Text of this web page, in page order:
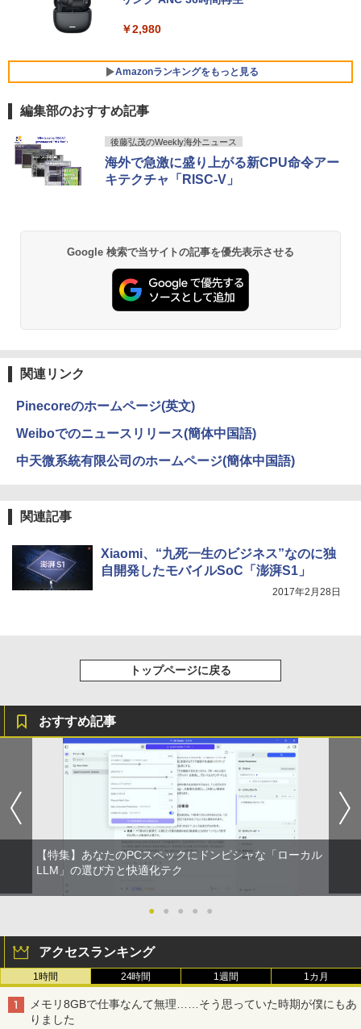
ows11 Lenovo ThinkPad L580 初期設
定済 すぐ使える 90日保証 送料無料
￥32,980
G7 第11世代CPU メモリ16GB SSD256G
B 14インチ フルHD Windows11 Pro 4Q
8U2EC#ABJ 1年保証 Bランク ノートパ
ソコン【CA】 ノートpc 中古ノートパソ
￥47,800
6GB SSD1TB B550 グラボなし
15.6インチ モバイルディスプレイ FHD 1
920*1080 非光沢 A+スクリーン IPS液晶
カバースタンド付き PS4/PS5/Switch/P
￥13,999
￥2,980
Amazonランキングをもっと見る
BRUCE WAYNE feat. Flo Milli, ATL Jacob
￥250
[Explicit]
￥250
On My Road (Stadium ver.)
BUGS LIFE
￥250
【Amazon.co.jp限定】 い・ろ・は・す 2L P
￥1,112
富士山の天然水 バナジウム含有 水 ミネラル
ウォーター ペットボトル 静岡県産 500ミリリ
ットル (Smart Basic)
￥1,380
￥1,625
by Amazon 天然水ラベルレス 2L×9本
コカ・コーラ やかんの麦茶 from 爽健美茶 ラ
ベルレス 650mlPET×24本
薬屋のひとりごと 17巻 (デジタル版ビッグガ
￥770
エース)
￥832
HUNTER×HUNTER モノクロ版 39 (ジャンプ
コミックスDIGITAL)
スーパーの裏でヤニ吸うふたり 9巻 (デジタル
版ビッグガンガンコミックス)
編集部のおすすめ記事
後藤弘茂のWeekly海外ニュース
海外で急激に盛り上がる新CPU命令アー
キテクチャ「RISC-V」
Google 検索で当サイトの記事を優先表示させる
関連リンク
Pinecoreのホームページ(英文)
Weiboでのニュースリリース(簡体中国語)
中天微系統有限公司のホームページ(簡体中国語)
関連記事
Xiaomi、“九死一生のビジネス”なのに独
自開発したモバイルSoC「澎湃S1」
2017年2月28日
トップページに戻る
おすすめ記事
【特集】あなたのPCスペックにドンピシャな「ローカル
LLM」の選び方と快適化テク
● ● ● ● ●
アクセスランキング
1時間 24時間 1週間 1カ月
メモリ8GBで仕事なんて無理……そう思っていた時期が僕にもあ
りました